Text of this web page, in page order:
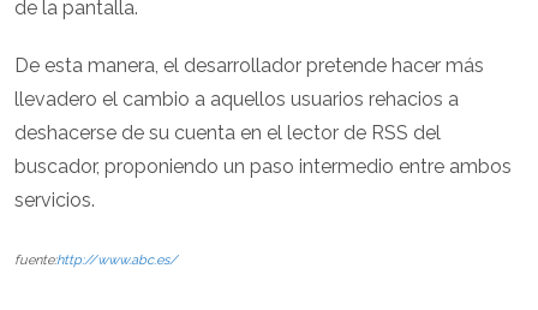
de la pantalla.
De esta manera, el desarrollador pretende hacer más
llevadero el cambio a aquellos usuarios rehacios a
deshacerse de su cuenta en el lector de RSS del
buscador, proponiendo un paso intermedio entre ambos
servicios.
fuente:http://www.abc.es/